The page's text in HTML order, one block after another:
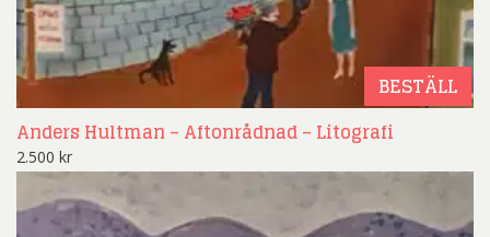
BESTÄLL
Anders Hultman – Aftonrådnad – Litografi
2.500 kr